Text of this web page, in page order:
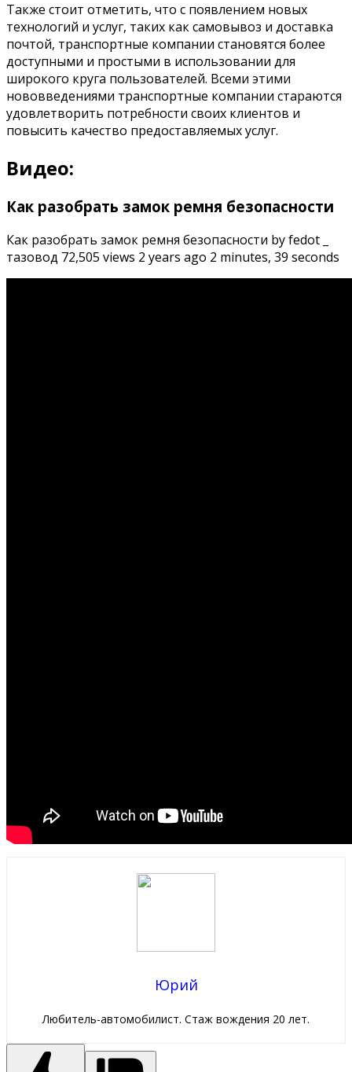
Также стоит отметить, что с появлением новых
технологий и услуг, таких как самовывоз и доставка
почтой, транспортные компании становятся более
доступными и простыми в использовании для
широкого круга пользователей. Всеми этими
нововведениями транспортные компании стараются
удовлетворить потребности своих клиентов и
повысить качество предоставляемых услуг.
Видео:
Как разобрать замок ремня безопасности
Как разобрать замок ремня безопасности by fedot _
тазовод 72,505 views 2 years ago 2 minutes, 39 seconds
Юрий
Любитель-автомобилист. Стаж вождения 20 лет.